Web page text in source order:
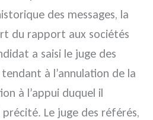
des messages, la
du rapport aux sociétés
a saisi le juge des
à l’annulation de la
à l’appui duquel il
Le juge des référés,